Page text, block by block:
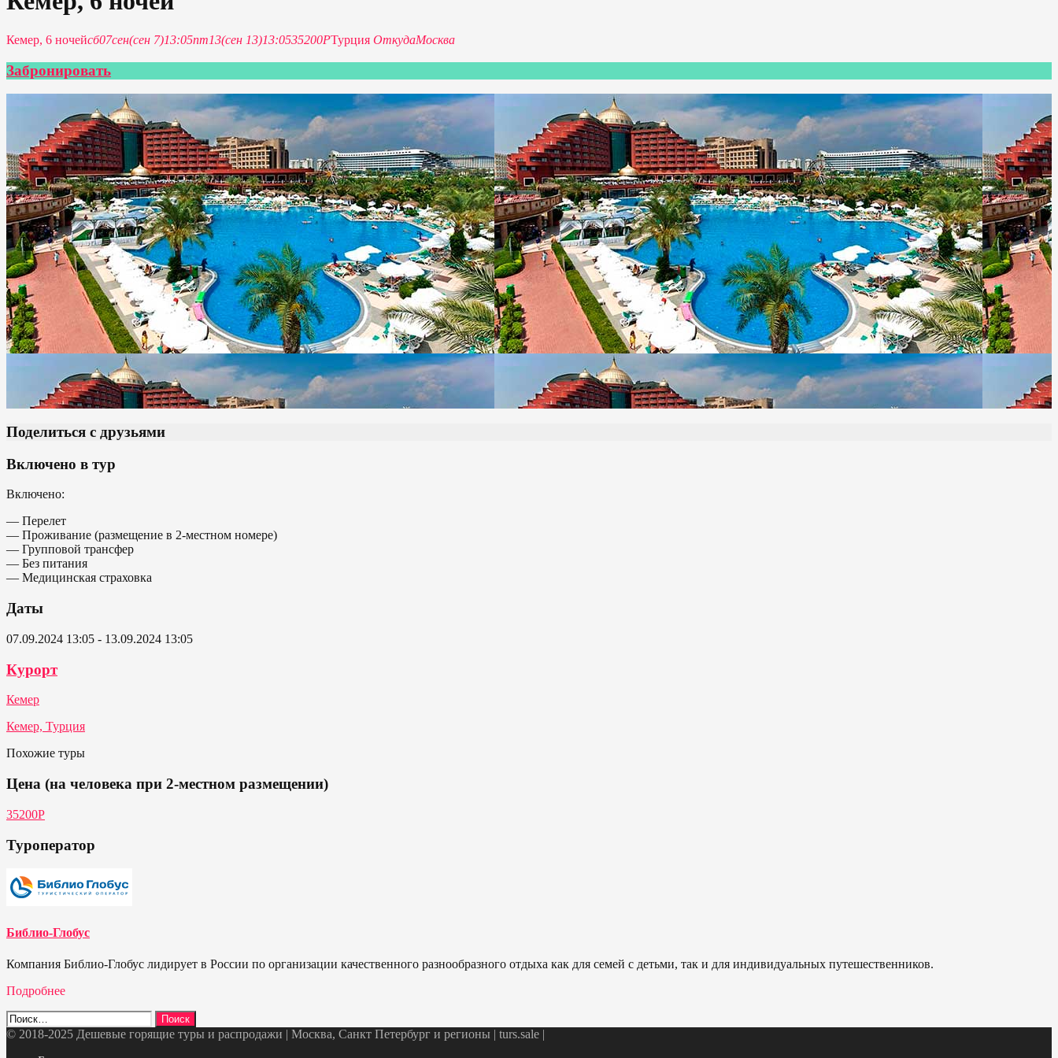
Кемер, 6 ночейсб07сен(сен 7)13:05пт13(сен 13)13:0535200РТурция ОткудаМосква
Забронировать
Поделиться с друзьями
Включено в тур
Включено:
— Перелет
— Проживание (размещение в 2-местном номере)
— Групповой трансфер
— Без питания
— Медицинская страховка
Даты
07.09.2024 13:05 - 13.09.2024 13:05
Курорт
Кемер
Кемер, Турция
Похожие туры
Цена (на человека при 2-местном размещении)
35200Р
Туроператор
Библио-Глобус
Компания Библио-Глобус лидирует в России по организации качественного разнообразного отдыха как для семей с детьми, так и для индивидуальных путешественников.
Подробнее
Найти:
© 2018-2025 Дешевые горящие туры и распродажи | Москва, Санкт Петербург и регионы | turs.sale |